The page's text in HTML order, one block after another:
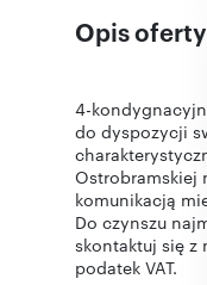
Opis oferty
4-
do dyspozycji
Ostrobramskiej
komunikacją
Do czynszu
skontaktuj się z
podatek VAT.